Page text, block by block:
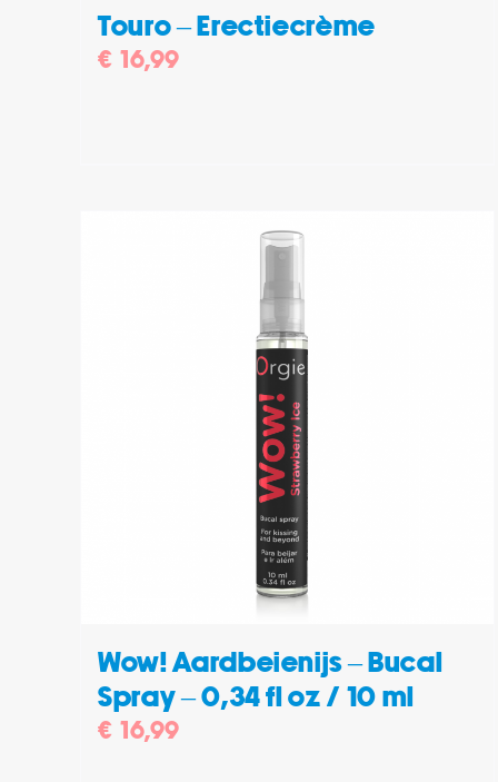
Touro – Erectiecrème
€ 16,99
Wow! Aardbeienijs – Bucal
Spray – 0,34 fl oz / 10 ml
€ 16,99
TOEVOEGEN AAN WINKELWAGEN
DETAILS